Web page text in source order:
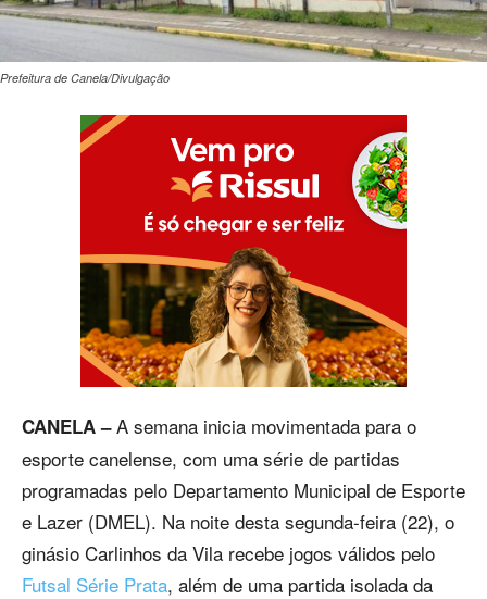
Prefeitura de Canela/Divulgação
CANELA –A semana inicia movimentada para o
esporte canelense, com uma série de partidas
programadas pelo Departamento Municipal de Esporte
e Lazer (DMEL). Na noite desta segunda-feira (22), o
ginásio Carlinhos da Vila recebe jogos válidos pelo
Futsal Série Prata, além de uma partida isolada da